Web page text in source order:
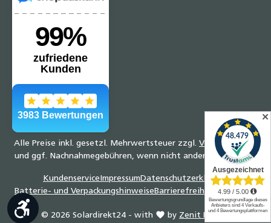
Alle Preise inkl. gesetzl. Mehrwertsteuer zzgl. Versandkosten
und ggf. Nachnahmegebühren, wenn nicht anders angegeben.
© 2026 Solardirekt24 - with by Zenit Design
KundenserviceImpressumDatenschutzerklärung
Batterie- und VerpackungshinweiseBarrierefreiheitserklärung
Werkzeugleiste anzeigen
✕